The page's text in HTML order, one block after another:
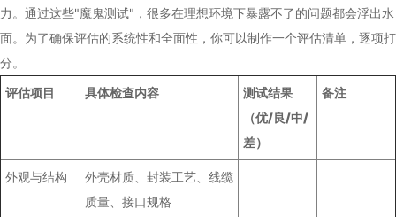
力。通过这些"魔鬼测试"，很多在理想环境下暴露不了的问题都会浮出水
面。为了确保评估的系统性和全面性，你可以制作一个评估清单，逐项打
分。
评估项目
具体检查内容
测试结果
（优/良/中/
差）
备注
外观与结构
外壳材质、封装工艺、线缆
质量、接口规格